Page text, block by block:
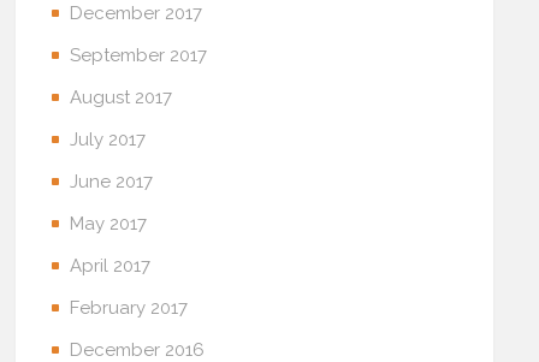
December 2017
September 2017
August 2017
July 2017
June 2017
May 2017
April 2017
February 2017
December 2016